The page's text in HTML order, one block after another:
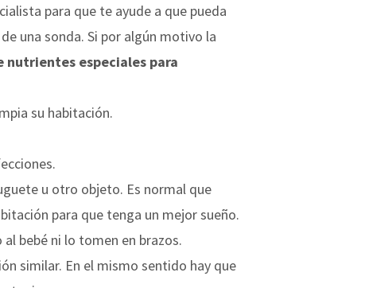
para que te ayude a que pueda
una sonda. Si por algún motivo la
nutrientes especiales para
su habitación.
u otro objeto. Es normal que
para que tenga un mejor sueño.
bebé ni lo tomen en brazos.
similar. En el mismo sentido hay que